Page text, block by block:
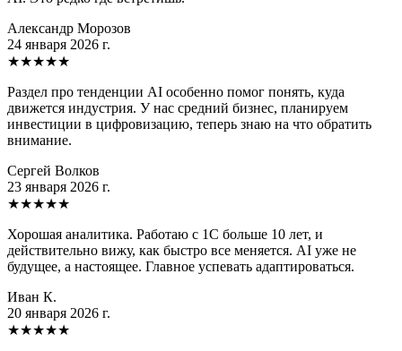
Александр Морозов
24 января 2026 г.
★★★★★
Раздел про тенденции AI особенно помог понять, куда
движется индустрия. У нас средний бизнес, планируем
инвестиции в цифровизацию, теперь знаю на что обратить
внимание.
Сергей Волков
23 января 2026 г.
★★★★★
Хорошая аналитика. Работаю с 1С больше 10 лет, и
действительно вижу, как быстро все меняется. AI уже не
будущее, а настоящее. Главное успевать адаптироваться.
Иван К.
20 января 2026 г.
★★★★★